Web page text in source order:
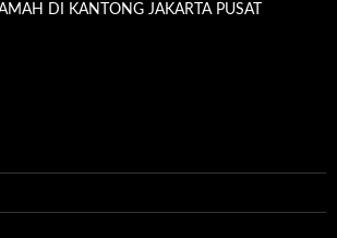
DI KANTONG JAKARTA PUSAT